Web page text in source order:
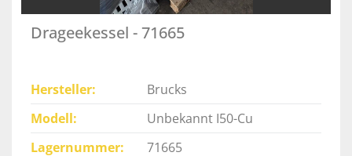
Drageekessel - 71665
Hersteller
Brucks
Modell
Unbekannt I50-Cu
Lagernummer
71665